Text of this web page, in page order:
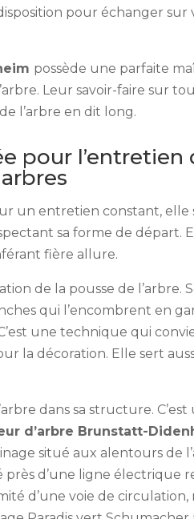
pour échanger sur
possède une parfaite
Leur savoir-faire sur
l’arbre en dit long.
pour l’entretien
un entretien constant, elle
sa forme de départ.
fière allure.
de la pousse de l’arbre.
qui l’encombrent en
une technique qui
la décoration. Elle sert
dans sa structure. C’est
d’arbre Brunstatt-
situé aux alentours de
près d’une ligne électrique
d’une voie de circulation,